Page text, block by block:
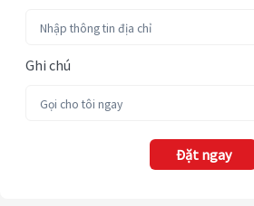
Ghi chú
Đặt ngay